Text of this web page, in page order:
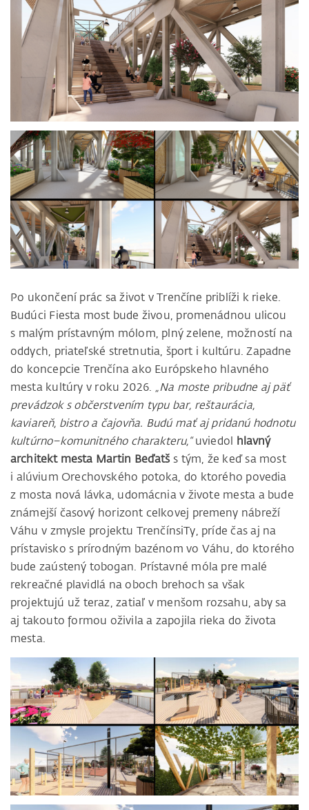
Po ukončení prác sa život v Trenčíne priblíži k rieke.
Budúci Fiesta most bude živou, promenádnou ulicou
s malým prístavným mólom, plný zelene, možností na
oddych, priateľské stretnutia, šport i kultúru. Zapadne
do koncepcie Trenčína ako Európskeho hlavného
mesta kultúry v roku 2026. „Na moste pribudne aj päť
prevádzok s občerstvením typu bar, reštaurácia,
kaviareň, bistro a čajovňa. Budú mať aj pridanú hodnotu
kultúrno–komunitného charakteru,“uviedol hlavný
architekt mesta Martin Beďatš s tým, že keď sa most
i alúvium Orechovského potoka, do ktorého povedia
z mosta nová lávka, udomácnia v živote mesta a bude
známejší časový horizont celkovej premeny nábreží
Váhu v zmysle projektu TrenčínsiTy, príde čas aj na
prístavisko s prírodným bazénom vo Váhu, do ktorého
bude zaústený tobogan. Prístavné móla pre malé
rekreačné plavidlá na oboch brehoch sa však
projektujú už teraz, zatiaľ v menšom rozsahu, aby sa
aj takouto formou oživila a zapojila rieka do života
mesta.